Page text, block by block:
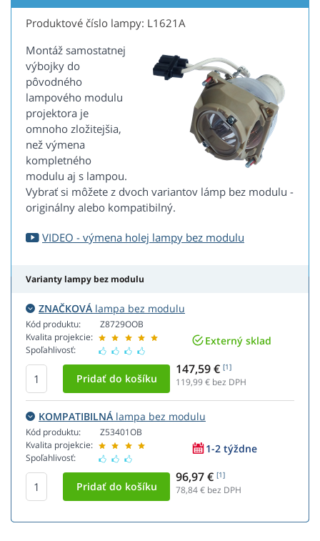
Produktové číslo lampy: L1621A
Montáž samostatnej
výbojky do
pôvodného
lampového modulu
projektora je
omnoho zložitejšia,
než výmena
kompletného
modulu aj s lampou.
Vybrať si môžete z dvoch variantov lámp bez modulu -
originálny alebo kompatibilný.
VIDEO - výmena holej lampy bez modulu
Varianty lampy bez modulu
ZNAČKOVÁ lampa bez modulu
Kód produktu:
Kvalita projekcie:
Spoľahlivosť:
Z8729OOB
Externý sklad
147,59 € [1]
119,99€ bez DPH
KOMPATIBILNÁ lampa bez modulu
Kód produktu:
Kvalita projekcie:
Spoľahlivosť:
Z53401OB
1-2 týždne
96,97 € [1]
78,84€ bez DPH